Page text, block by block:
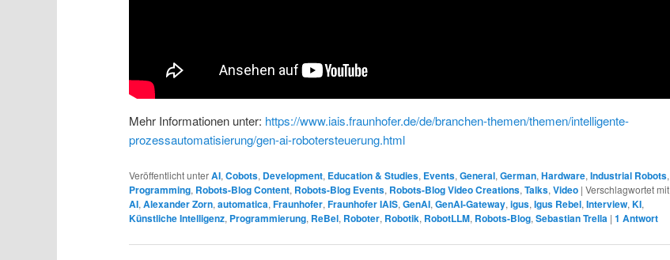
Mehr Informationen unter: https://www.iais.fraunhofer.de/de/branchen-themen/themen/intelligente-
prozessautomatisierung/gen-ai-robotersteuerung.html
Veröffentlicht unterAI,Cobots, Development, Education & Studies, Events,General,German,Hardware,Industrial Robots,
Programming, Robots-Blog Content, Robots-Blog Events, Robots-Blog Video Creations,Talks,Video |Verschlagwortet mit
AI,Alexander Zorn,automatica,Fraunhofer,Fraunhofer IAIS,GenAI,GenAI-Gateway,igus,Igus Rebel,Interview,KI,
Künstliche Intelligenz, Programmierung, ReBel, Roboter, Robotik, RobotLLM, Robots-Blog,Sebastian Trella |1 Antwort